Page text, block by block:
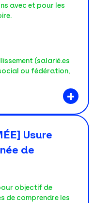
avec et pour les
(salarié.es
ou fédération,
+
de
de comprendre les